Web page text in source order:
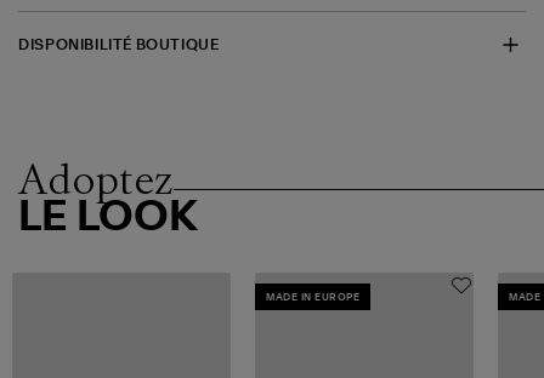
DISPONIBILITÉ BOUTIQUE
Adoptez
LE LOOK
MADE IN EUROPE MADE